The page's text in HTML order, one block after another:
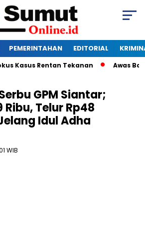
PEMERINTAHAN EDITORIAL
Rentan Tekanan Awas
GPM Siantar;
Ribu, Telur Rp48
Idul Adha
WIB